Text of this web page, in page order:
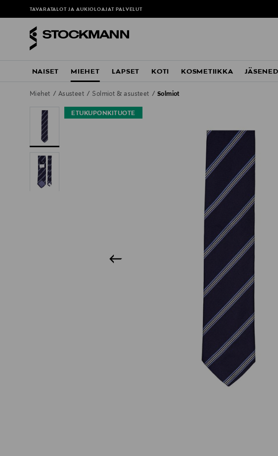
TAVARATALOT JA AUKIOLOAJAT PALVELUT
NAISET MIEHET LAPSET KOTI KOSMETIIKKA
Miehet Asusteet Solmiot & asusteet Solmiot
ETUKUPONKITUOTE